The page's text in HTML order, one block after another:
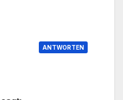
ANTWORTEN